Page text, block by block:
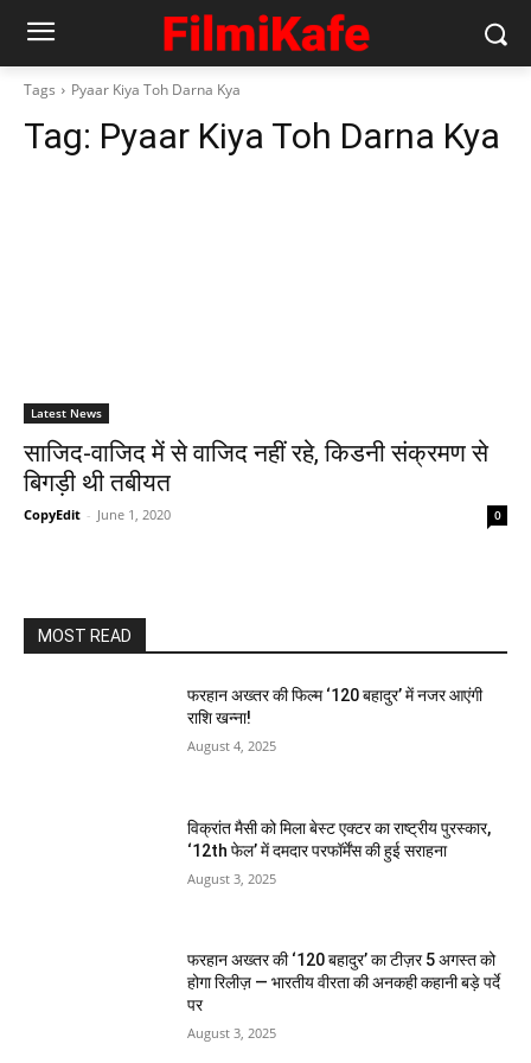
Tags Pyaar Kiya Toh Darna Kya
Tag: Pyaar Kiya Toh Darna Kya
Latest News
साजिद-वाजिद में से वाजिद नहीं रहे, किडनी संक्रमण से
बिगड़ी थी तबीयत
CopyEdit - June 1, 2020 0
MOST READ
फरहान अख्तर की फिल्म ‘120 बहादुर’ में नजर आएंगी
राशि खन्ना!
August 4, 2025
विक्रांत मैसी को मिला बेस्ट एक्टर का राष्ट्रीय पुरस्कार,
‘12th फेल’ में दमदार परफॉर्मेंस की हुई सराहना
August 3, 2025
फरहान अख्तर की ‘120 बहादुर’ का टीज़र 5 अगस्त को
होगा रिलीज़ — भारतीय वीरता की अनकही कहानी बड़े पर्दे
पर
August 3, 2025